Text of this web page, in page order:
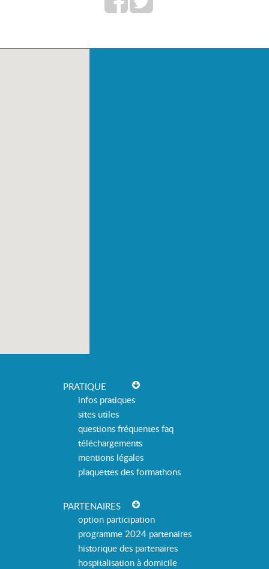
PRATIQUE
infos pratiques
sites utiles
questions fréquentes faq
téléchargements
mentions légales
plaquettes des formathons
PARTENAIRES
option participation
programme 2024 partenaires
historique des partenaires
hospitalisation à domicile